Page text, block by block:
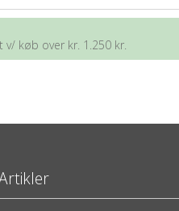
v/ køb over kr. 1.250 kr.